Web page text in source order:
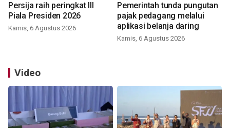
Persija raih peringkat III
Piala Presiden 2026
Kamis, 6 Agustus 2026
Pemerintah tunda pungutan
pajak pedagang melalui
aplikasi belanja daring
Kamis, 6 Agustus 2026
Video